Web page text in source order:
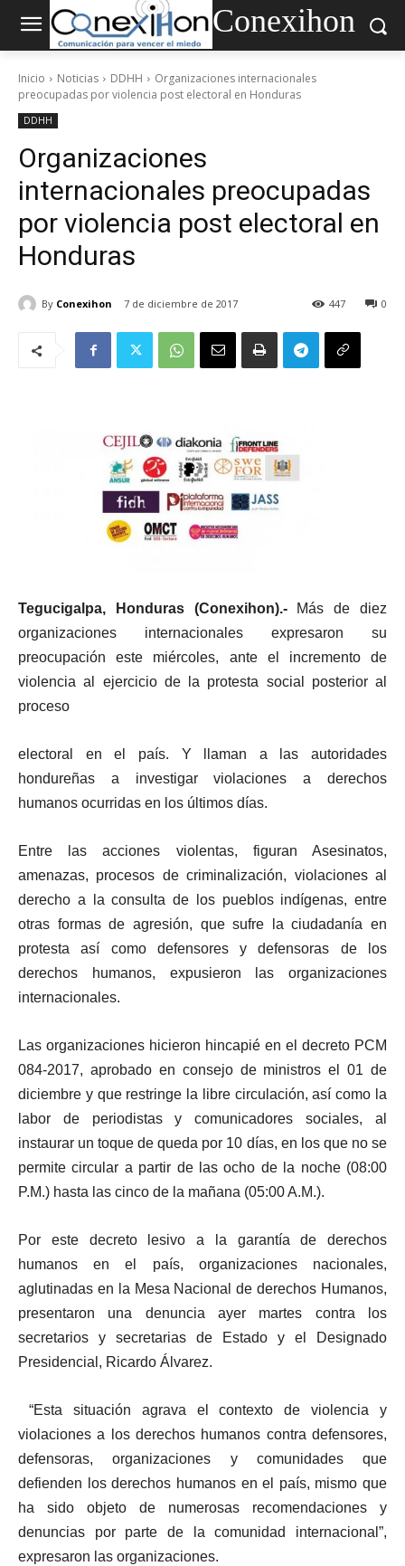
Conexihon
Inicio Noticias DDHH
Organizaciones internacionales
preocupadas por violencia post electoral en Honduras
DDHH
Organizaciones
internacionales preocupadas
por violencia post electoral en
Honduras
By Conexihon 7 de diciembre de 2017 0
447
Tegucigalpa, Honduras (Conexihon).- Más de diez
organizaciones internacionales expresaron su
preocupación este miércoles, ante el incremento de
violencia al ejercicio de la protesta social posterior al
proceso
electoral en el país. Y llaman a las autoridades
hondureñas a investigar violaciones a derechos
humanos ocurridas en los últimos días.
Entre las acciones violentas, figuran Asesinatos,
amenazas, procesos de criminalización, violaciones al
derecho a la consulta de los pueblos indígenas, entre
otras formas de agresión, que sufre la ciudadanía en
protesta así como defensores y defensoras de los
derechos humanos, expusieron las organizaciones
internacionales.
Las organizaciones hicieron hincapié en el decreto PCM
084-2017, aprobado en consejo de ministros el 01 de
diciembre y que restringe la libre circulación, así como la
labor de periodistas y comunicadores sociales, al
instaurar un toque de queda por 10 días, en los que no se
permite circular a partir de las ocho de la noche (08:00
P.M.) hasta las cinco de la mañana (05:00 A.M.).
Por este decreto lesivo a la garantía de derechos
humanos en el país, organizaciones nacionales,
aglutinadas en la Mesa Nacional de derechos Humanos,
presentaron una denuncia ayer martes contra los
secretarios y secretarias de Estado y el Designado
Presidencial, Ricardo Álvarez.
“Esta situación agrava el contexto de violencia y
violaciones a los derechos humanos contra defensores,
defensoras, organizaciones y comunidades que
defienden los derechos humanos en el país, mismo que
ha sido objeto de numerosas recomendaciones y
denuncias por parte de la comunidad internacional”,
expresaron las organizaciones.